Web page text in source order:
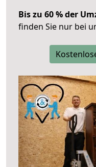
Bis zu 60 % der
finden Sie nur bei